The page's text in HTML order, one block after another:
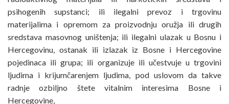
psihogenih supstanci; ili ilegalni prevoz i trgovinu
materijalima i opremom za proizvodnju oružja ili drugih
sredstava masovnog uništenja; ili ilegalni ulazak u Bosnu i
Hercegovinu, ostanak ili izlazak iz Bosne i Hercegovine
pojedinaca ili grupa; ili organizuje ili učestvuje u trgovini
ljudima i krijumčarenjem ljudima, pod uslovom da takve
radnje ozbiljno štete vitalnim interesima Bosne i
Hercegovine,